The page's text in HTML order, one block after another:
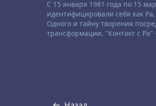
С 15 января 1981 года по 15
идентифицировали себя как
Одного и тайну творения
трансформации. "Контакт с